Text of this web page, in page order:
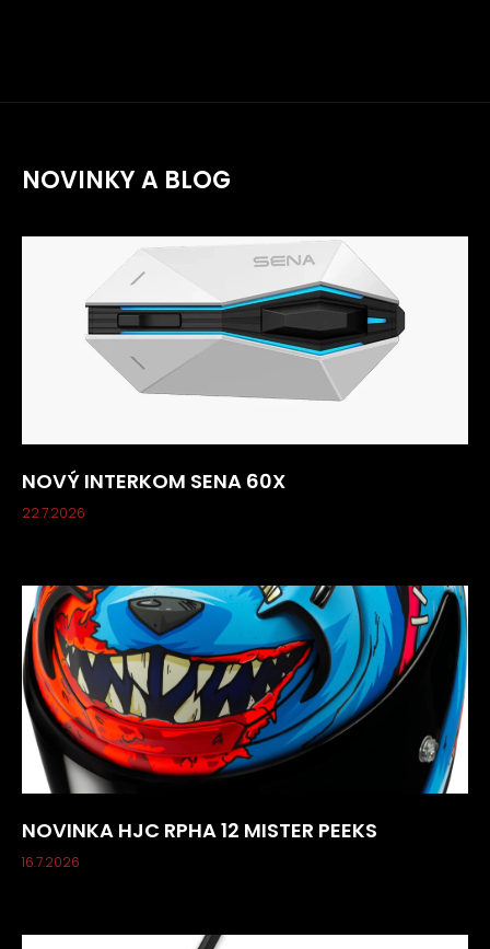
NOVINKY A BLOG
NOVÝ INTERKOM SENA 60X
22.7.2026
NOVINKA HJC RPHA 12 MISTER PEEKS
16.7.2026